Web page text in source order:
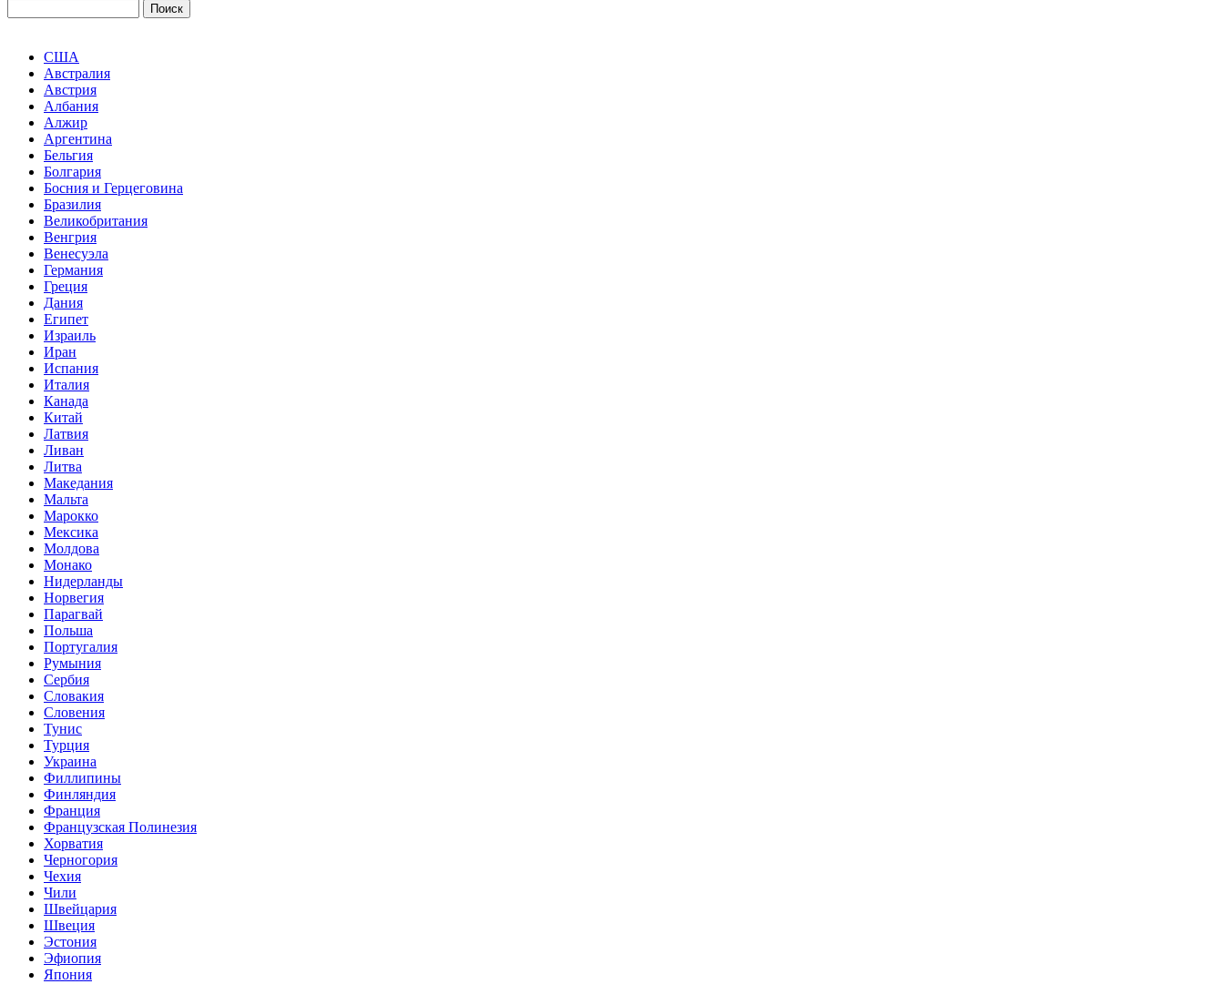
США
Австралия
Австрия
Албания
Алжир
Аргентина
Бельгия
Болгария
Босния и Герцеговина
Бразилия
Великобритания
Венгрия
Венесуэла
Германия
Греция
Дания
Египет
Израиль
Иран
Испания
Италия
Канада
Китай
Латвия
Ливан
Литва
Македания
Мальта
Марокко
Мексика
Молдова
Монако
Нидерланды
Норвегия
Парагвай
Польша
Португалия
Румыния
Сербия
Словакия
Словения
Тунис
Турция
Украина
Филлипины
Финляндия
Франция
Французская Полинезия
Хорватия
Черногория
Чехия
Чили
Швейцария
Швеция
Эстония
Эфиопия
Япония